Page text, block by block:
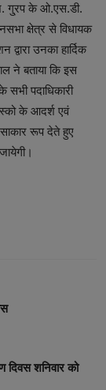
गु्रप के ओ.एस.डी.
क्षेत्र से विधायक
उनका हार्दिक
ने बताया कि इस
सभी पदाधिकारी
के आदर्श एवं
साकार रूप देते हुए
दिवस शनिवार को